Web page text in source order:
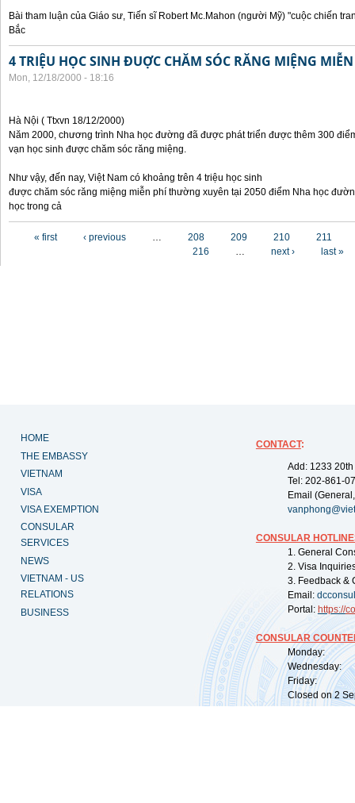
Bài tham luận của Giáo sư, Tiến sĩ Robert Mc.Mahon (người Mỹ) "cuộc chiến
Bắc
4 TRIỆU HỌC SINH ĐUỢC CHĂM SÓC RĂNG MIỆNG
Mon, 12/18/2000 - 18:16
Hà Nội ( Ttxvn 18/12/2000)
Năm 2000, chương trình Nha học đường đã được phát triển được thêm 300
vạn học sinh được chăm sóc răng miệng.
Như vậy, đến nay, Việt Nam có khoảng trên 4 triệu học sinh
được chăm sóc răng miệng miễn phí thường xuyên tại 2050 điểm Nha học
học trong cả
« first ‹ previous … 208 209 210
211
216
… next › last »
HOME
THE EMBASSY
VIETNAM
VISA
VISA EXEMPTION
CONSULAR
SERVICES
NEWS
VIETNAM - US
RELATIONS
BUSINESS
CONTACT:
Add: 1233
Tel: 202-861-
Email
CONSULAR
1. General
2. Visa
3. Feedback &
Email:
Portal: https://
CONSULAR
Monday:
Wednesday:
Friday:
Closed on 2